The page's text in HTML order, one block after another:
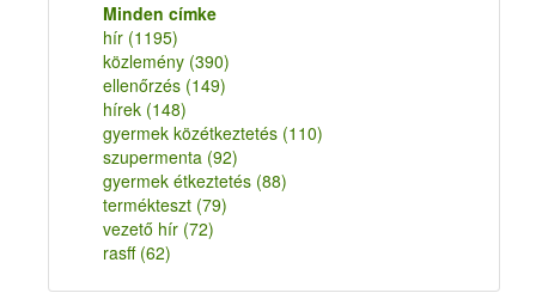
Minden címke
hír (1195)
közlemény (390)
ellenőrzés (149)
hírek (148)
gyermek közétkeztetés (110)
szupermenta (92)
gyermek étkeztetés (88)
termékteszt (79)
vezető hír (72)
rasff (62)